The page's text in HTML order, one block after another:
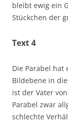
bleibt ewig ein
Stückchen der
Text 4
Die Parabel hat
Bildebene in
ist der Vater
Parabel zwar
schlechte